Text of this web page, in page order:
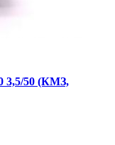
3,5/50 (КМЗ,